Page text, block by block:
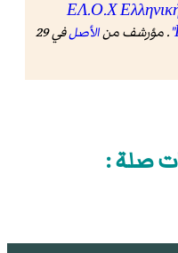
"ΕΛ.Ο.Χ
. مؤرشف منالأصل
في 29
صلة :